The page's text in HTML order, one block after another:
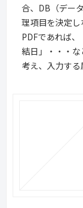
合、DB（デー
理項目を決定
PDFであれば
結日」・・・
考え、入力する